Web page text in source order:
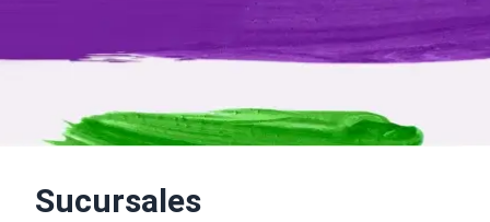
Sucursales